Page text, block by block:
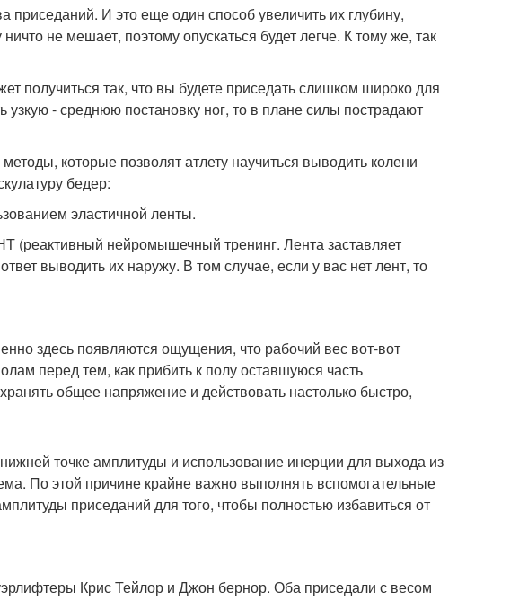
И это еще один способ увеличить их глубину,
не мешает, поэтому опускаться будет легче. К тому же, так
получиться так, что вы будете приседать слишком широко для
узкую - среднюю постановку ног, то в плане силы пострадают
которые позволят атлету научиться выводить колени
бедер:
эластичной ленты.
(реактивный нейромышечный тренинг. Лента заставляет
выводить их наружу. В том случае, если у вас нет лент, то
здесь появляются ощущения, что рабочий вес вот-вот
перед тем, как прибить к полу оставшуюся часть
общее напряжение и действовать настолько быстро,
точке амплитуды и использование инерции для выхода из
По этой причине крайне важно выполнять вспомогательные
приседаний для того, чтобы полностью избавиться от
Крис Тейлор и Джон бернор. Оба приседали с весом